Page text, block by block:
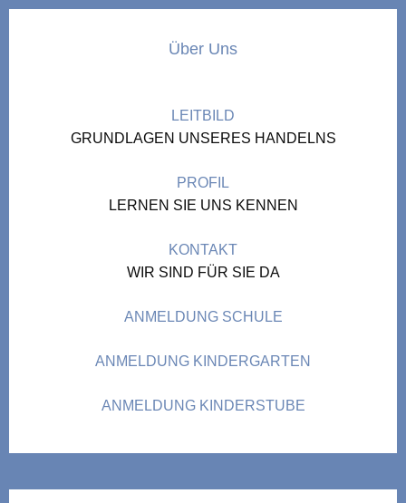
Über Uns
LEITBILD
GRUNDLAGEN UNSERES HANDELNS
PROFIL
LERNEN SIE UNS KENNEN
KONTAKT
WIR SIND FÜR SIE DA
ANMELDUNG SCHULE
ANMELDUNG KINDERGARTEN
ANMELDUNG KINDERSTUBE